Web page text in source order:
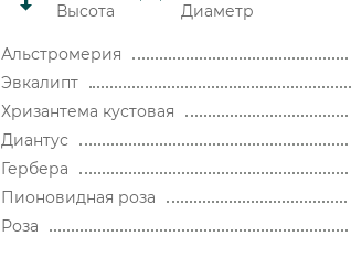
Высота Диаметр
Альстромерия
Эвкалипт
Хризантема кустовая
Диантус
Гербера
Пионовидная роза
Роза